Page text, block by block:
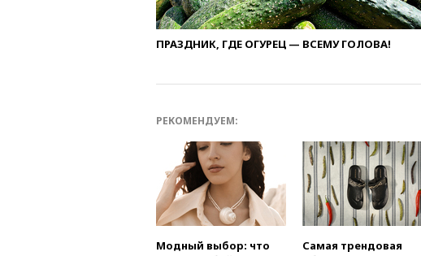
ПРАЗДНИК, ГДЕ ОГУРЕЦ — ВСЕМУ ГОЛОВА!
РЕКОМЕНДУЕМ:
Модный выбор: что
Самая трендовая